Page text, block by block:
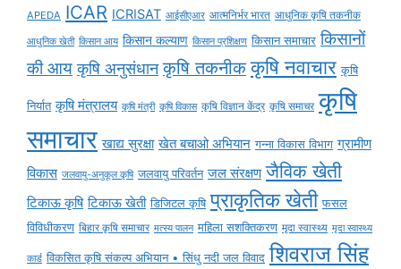
APEDA ICAR ICRISAT आईसीएआर आत्मनिर्भर भारत आधुनिक कृषि तकनीक
आधुनिक खेती किसान आय किसान कल्याण किसान प्रशिक्षण किसान समाचार किसानों
की आय कृषि अनुसंधान कृषि तकनीक कृषि नवाचार कृषि
निर्यात कृषि मंत्रालय कृषि मंत्री कृषि विकास कृषि विज्ञान केंद्र कृषि समाचर कृषि
समाचार खाद्य सुरक्षा खेत बचाओ अभियान गन्ना विकास विभाग ग्रामीण
विकास जलवायु-अनुकूल कृषि जलवायु परिवर्तन जल संरक्षण जैविक खेती
टिकाऊ कृषि टिकाऊ खेती डिजिटल कृषि प्राकृतिक खेती फसल
विविधीकरण बिहार कृषि समाचार मत्स्य पालन महिला सशक्तिकरण मृदा स्वास्थ्य मृदा स्वास्थ्य
कार्ड विकसित कृषि संकल्प अभियान • सिंधु नदी जल विवाद शिवराज सिंह